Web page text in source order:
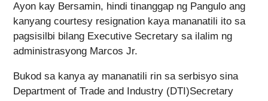
Ayon kay Bersamin, hindi tinanggap ng Pangulo ang
kanyang courtesy resignation kaya mananatili ito sa
pagsisilbi bilang Executive Secretary sa ilalim ng
administrasyong Marcos Jr.
Bukod sa kanya ay mananatili rin sa serbisyo sina
Department of Trade and Industry (DTI)Secretary